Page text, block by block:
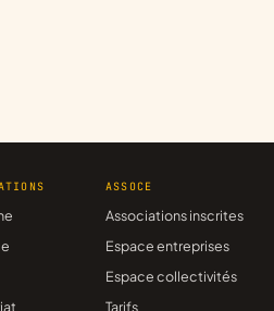
ASSOCE
Associations inscrites
Espace entreprises
Espace collectivités
Tarifs